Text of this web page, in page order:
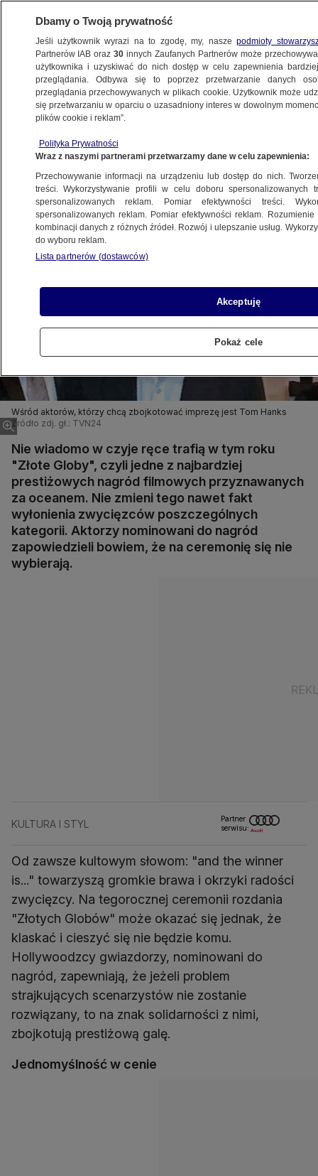
KULTURA I STYL
5.01.2008, 11:56Aktualizacja: 5.01.2008, 12:56
Udostępnij
Wśród aktorów, którzy chcą zbojkotować imprezę jest Tom Hanks
Źródło zdj. gł.: TVN24
Nie wiadomo w czyje ręce trafią w tym roku
"Złote Globy", czyli jedne z najbardziej
prestiżowych nagród filmowych przyznawanych
za oceanem. Nie zmieni tego nawet fakt
wyłonienia zwycięzców poszczególnych
kategorii. Aktorzy nominowani do nagród
zapowiedzieli bowiem, że na ceremonię się nie
wybierają.
KULTURA I STYL
Partner
serwisu:
Od zawsze kultowym słowom: "and the winner
is..." towarzyszą gromkie brawa i okrzyki radości
zwycięzcy. Na tegorocznej ceremonii rozdania
"Złotych Globów" może okazać się jednak, że
klaskać i cieszyć się nie będzie komu.
Hollywoodzcy gwiazdorzy, nominowani do
nagród, zapewniają, że jeżeli problem
strajkujących scenarzystów nie zostanie
rozwiązany, to na znak solidarności z nimi,
zbojkotują prestiżową galę.
Jednomyślność w cenie
Dbamy o Twoją prywatność
Jeśli użytkownik wyrazi na to zgodę, my, naszepodmioty
Partnerów IAB oraz30 innych Zaufanych Partnerów może
użytkownika i uzyskiwać do nich dostęp w celu zapewnienia
przeglądania. Odbywa się to poprzez przetwarzanie danych
przeglądania przechowywanych w plikach cookie. Użytkownik może
się przetwarzaniu w oparciu o uzasadniony interes w dowolnym
plików cookie i reklam”.
Polityka Prywatności
Wraz z naszymi partnerami przetwarzamy dane w celu zapewnienia:
Przechowywanie informacji na urządzeniu lub dostęp do nich.
treści. Wykorzystywanie profili w celu doboru spersonalizowanych
spersonalizowanych reklam. Pomiar efektywności treści.
spersonalizowanych reklam. Pomiar efektywności reklam.
kombinacji danych z różnych źródeł. Rozwój i ulepszanie usług.
do wyboru reklam.
Lista partnerów (dostawców)
Akceptuję
Pokaż cele